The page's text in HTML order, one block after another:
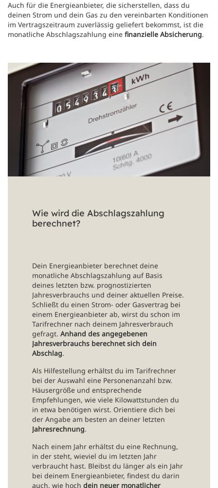
Auch für die Energieanbieter, die sicherstellen, dass du
deinen Strom und dein Gas zu den vereinbarten Konditionen
im Vertragszeitraum zuverlässig geliefert bekommst, ist die
monatliche Abschlagszahlung eine finanzielle Absicherung.
Wie wird die Abschlagszahlung
berechnet?
Dein Energieanbieter berechnet deine
monatliche Abschlagszahlung auf Basis
deines letzten bzw. prognostizierten
Jahresverbrauchs und deiner aktuellen Preise.
Schließt du einen Strom- oder Gasvertrag bei
einem Energieanbieter ab, wirst du schon im
Tarifrechner nach deinem Jahresverbrauch
gefragt. Anhand des angegebenen
Jahresverbrauchs berechnet sich dein
Abschlag.
Als Hilfestellung erhältst du im Tarifrechner
bei der Auswahl eine Personenanzahl bzw.
Häusergröße und entsprechende
Empfehlungen, wie viele Kilowattstunden du
in etwa benötigen wirst. Orientiere dich bei
der Angabe am besten an deiner letzten
Jahresrechnung.
Nach einem Jahr erhältst du eine Rechnung,
in der steht, wieviel du im letzten Jahr
verbraucht hast. Bleibst du länger als ein Jahr
bei deinem Energieanbieter, findest du darin
auch, wie hoch dein neuer monatlicher